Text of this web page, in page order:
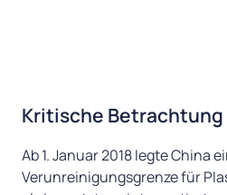
Kritische Betrachtung
Ab 1. Januar 2018 legte China
Verunreinigungsgrenze für